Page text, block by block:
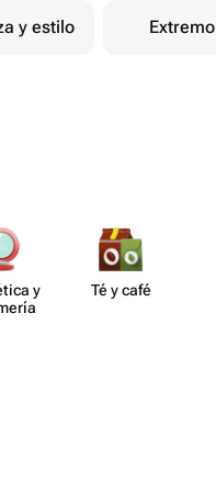
y estilo Extremo
y
Té y café